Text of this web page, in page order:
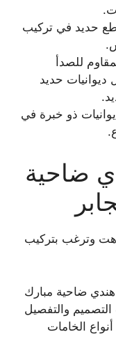
حديد في تركيب
للصدأ
ديوانيات حديد
ذو خبرة في
ضاحية
وترغب بتركيب
ضاحية مبارك
التصميم والتفصيل
الخامات